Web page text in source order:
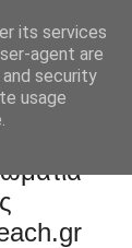
–
its services
agent are
security
usage